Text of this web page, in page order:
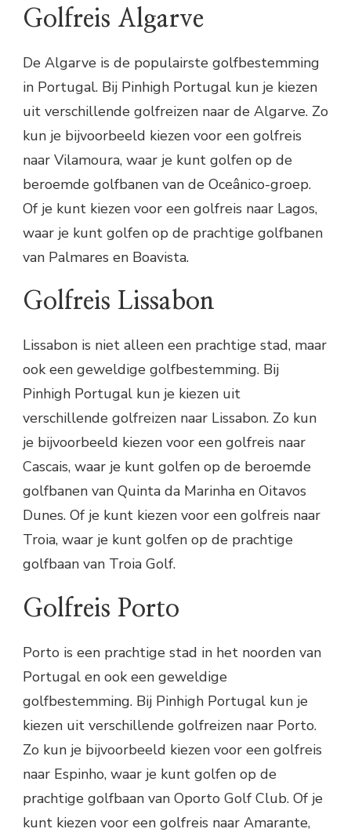
Golfreis Algarve
De Algarve is de populairste golfbestemming
in Portugal. Bij Pinhigh Portugal kun je kiezen
uit verschillende golfreizen naar de Algarve. Zo
kun je bijvoorbeeld kiezen voor een golfreis
naar Vilamoura, waar je kunt golfen op de
beroemde golfbanen van de Oceânico-groep.
Of je kunt kiezen voor een golfreis naar Lagos,
waar je kunt golfen op de prachtige golfbanen
van Palmares en Boavista.
Golfreis Lissabon
Lissabon is niet alleen een prachtige stad, maar
ook een geweldige golfbestemming. Bij
Pinhigh Portugal kun je kiezen uit
verschillende golfreizen naar Lissabon. Zo kun
je bijvoorbeeld kiezen voor een golfreis naar
Cascais, waar je kunt golfen op de beroemde
golfbanen van Quinta da Marinha en Oitavos
Dunes. Of je kunt kiezen voor een golfreis naar
Troia, waar je kunt golfen op de prachtige
golfbaan van Troia Golf.
Golfreis Porto
Porto is een prachtige stad in het noorden van
Portugal en ook een geweldige
golfbestemming. Bij Pinhigh Portugal kun je
kiezen uit verschillende golfreizen naar Porto.
Zo kun je bijvoorbeeld kiezen voor een golfreis
naar Espinho, waar je kunt golfen op de
prachtige golfbaan van Oporto Golf Club. Of je
kunt kiezen voor een golfreis naar Amarante,